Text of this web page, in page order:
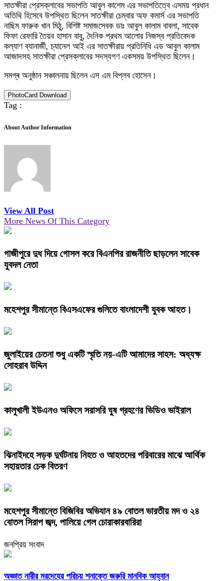
সাতক্ষীরা প্রেসক্লাবের সভাপতি আবুল কাশেম এর সভাপতিত্বে এসময় প্রধান
অতিথি হিসেবে উপস্থিত ছিলেন সাতক্ষীরা চেম্বার অফ কমার্স এর সভাপতি
নাছিম ফারুক খান মিঠু, বিশিষ্ট সমাজসেবক ডাঃ আবুল কালাম বাবলা, সাবেক
ফিফা রেফারি তৈয়ব হাসান বাবু, দৈনিক প্রথম আলোর নিজস্ব প্রতিবেদক
কল্যাণ ব্যানার্জী, চ্যানেল আই এর সাতক্ষীরায় প্রতিনিধি এড আবুল কালাম
আজাদসহ সাতক্ষীরা প্রেসক্লাবের সদস্যগণ একসময় উপস্থিত ছিলেন।
সমগ্ৰ অনুষ্ঠান সঞ্চালনায় ছিলেন এস এম বিপ্লব হোসেন।
PhotoCard Download
Tag :
About Author Information
View All Post
More News Of This Category
গাজীপুরে দুধ দিয়ে গোসল করে বিএনপির রাজনীতি ছাড়লেন সাবেক
যুবদল নেতা
মহেশপুর সীমান্তে বিএসএফের গুলিতে বাংলাদেশী যুবক আহত।
জুলাইয়ের চেতনা শুধু একটি স্মৃতি নয়-এটি আমাদের সাহস: অধ্যক্ষ
সোহরাব উদ্দিন
কালুখালী ইউএনও অফিসে সরাসরি ঘুষ গ্রহণের ভিডিও ভাইরাল
ঝিনাইদহে সড়ক দুর্ঘটনায় নিহত ও আহতদের পরিবারের মাঝে আর্থিক
সহায়তার চেক বিতরণ
মহেশপুর সীমান্তে বিজিবির অভিযান ৪৯ বোতল ভারতীয় মদ ও ২৪
বোতল সিরাপ জব্দ, পালিয়ে গেল চোরাকারবারিরা
জনপ্রিয় সংবাদ
অজ্ঞাত নারীর মরদেহের পরিচয় শনাক্তে জরুরি মানবিক আহ্বান